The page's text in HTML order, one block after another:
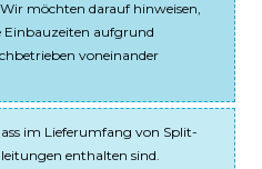
möchten darauf hinweisen,
Einbauzeiten aufgrund
voneinander
im Lieferumfang von Split-
enthalten sind.